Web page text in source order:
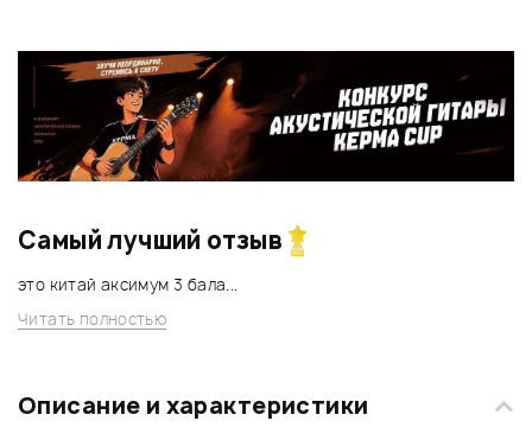
Самый лучший отзыв
это китай аксимум 3 бала...
Читать полностью
Описание и характеристики